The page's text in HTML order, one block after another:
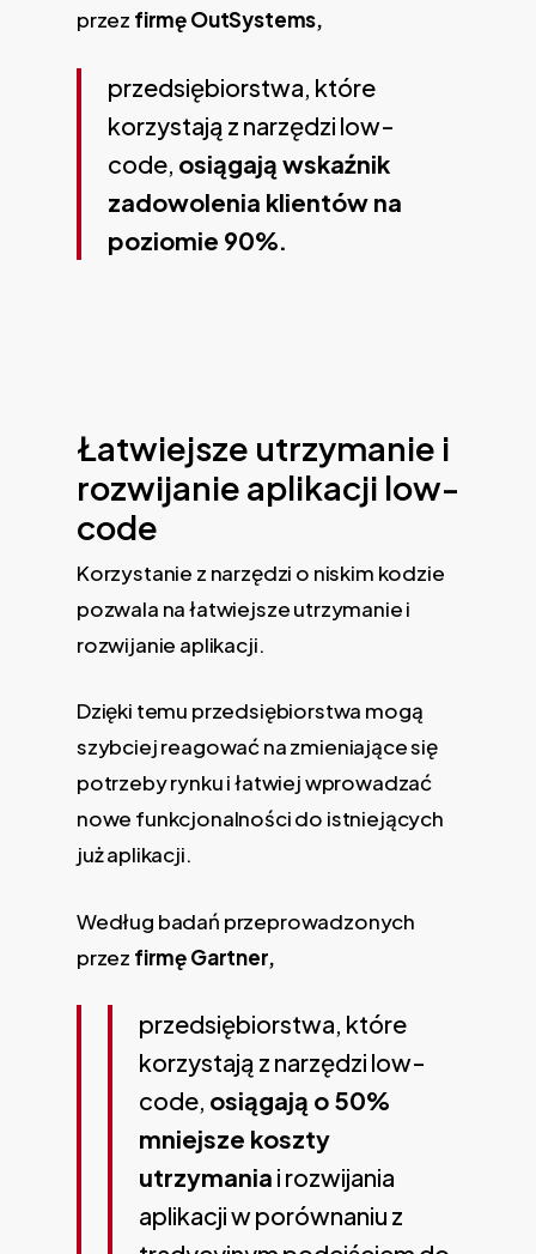
przez firmę OutSystems,
przedsiębiorstwa, które
korzystają z narzędzi low-
code, osiągają wskaźnik
zadowolenia klientów na
poziomie 90%.
Łatwiejsze utrzymanie i
rozwijanie aplikacji low-
code
Korzystanie z narzędzi o niskim kodzie
pozwala na łatwiejsze utrzymanie i
rozwijanie aplikacji.
Dzięki temu przedsiębiorstwa mogą
szybciej reagować na zmieniające się
potrzeby rynku i łatwiej wprowadzać
nowe funkcjonalności do istniejących
już aplikacji.
Według badań przeprowadzonych
przez firmę Gartner,
przedsiębiorstwa, które
korzystają z narzędzi low-
code, osiągają o 50%
mniejsze koszty
utrzymania i rozwijania
aplikacji w porównaniu z